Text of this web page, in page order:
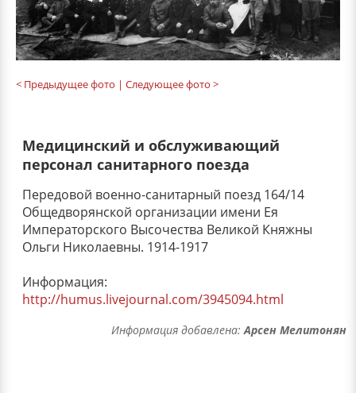
< Предыдущее фото | Следующее фото >
Медицинский и обслуживающий
персонал санитарного поезда
Передовой военно-санитарный поезд 164/14
Общедворянской организации имени Ея
Императорского Высочества Великой Княжны
Ольги Николаевны. 1914-1917
Информация:
http://humus.livejournal.com/3945094.html
Информация добавлена:Арсен Мелитонян